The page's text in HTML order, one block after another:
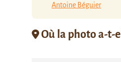
Antoine Béguier
Où la photo a-t-